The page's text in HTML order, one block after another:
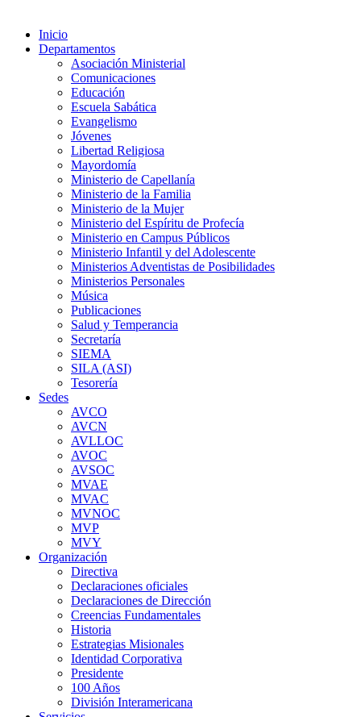
Inicio
Departamentos
Asociación Ministerial
Comunicaciones
Educación
Escuela Sabática
Evangelismo
Jóvenes
Libertad Religiosa
Mayordomía
Ministerio de Capellanía
Ministerio de la Familia
Ministerio de la Mujer
Ministerio del Espíritu de Profecía
Ministerio en Campus Públicos
Ministerio Infantil y del Adolescente
Ministerios Adventistas de Posibilidades
Ministerios Personales
Música
Publicaciones
Salud y Temperancia
Secretaría
SIEMA
SILA (ASI)
Tesorería
Sedes
AVCO
AVCN
AVLLOC
AVOC
AVSOC
MVAE
MVAC
MVNOC
MVP
MVY
Organización
Directiva
Declaraciones oficiales
Declaraciones de Dirección
Creencias Fundamentales
Historia
Estrategias Misionales
Identidad Corporativa
Presidente
100 Años
División Interamericana